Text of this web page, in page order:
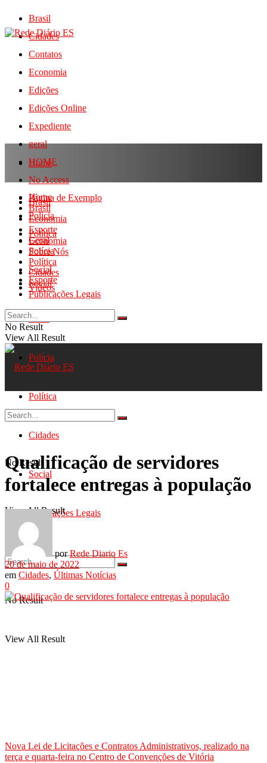
Brasil
Cidades
Contatos
Economia
Edições
Edições Online
Expediente
geral
HOME
No Access
Página de Exemplo
Polícia
Política
Sobre Nós
Social
Videos
Home
Brasil
Economia
Esporte
Geral
Polícia
Política
Cidades
Social
Publicações Legais
No Result
View All Result
Home
Brasil
Economia
Esporte
Geral
Polícia
Política
Cidades
Social
Publicações Legais
No Result
View All Result
No Result
View All Result
Qualificação de servidores
fortalece entregas à população
por Rede Diario Es
20 de maio de 2022
em Cidades, Últimas Notícias
0
Nova Lei de Licitações e Contratos Administrativos, realizado na
terça e quarta-feira no Centro de Convenções de Vitória